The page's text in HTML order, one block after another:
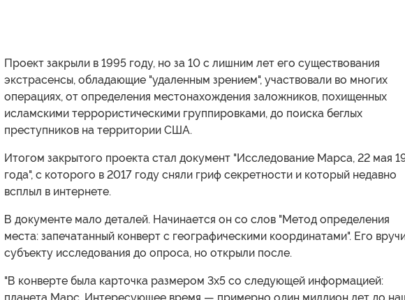
Проект закрыли в 1995 году, но за 10 с лишним лет его существования
экстрасенсы, обладающие "удаленным зрением", участвовали во многих
операциях, от определения местонахождения заложников, похищенных
исламскими террористическими группировками, до поиска беглых
преступников на территории США.
Итогом закрытого проекта стал документ "Исследование Марса, 22 мая
года", с которого в 2017 году сняли гриф секретности и который недавно
всплыл в интернете.
В документе мало деталей. Начинается он со слов "Метод определения
места: запечатанный конверт с географическими координатами". Его
субъекту исследования до опроса, но открыли после.
"В конверте была карточка размером 3х5 со следующей информацией: